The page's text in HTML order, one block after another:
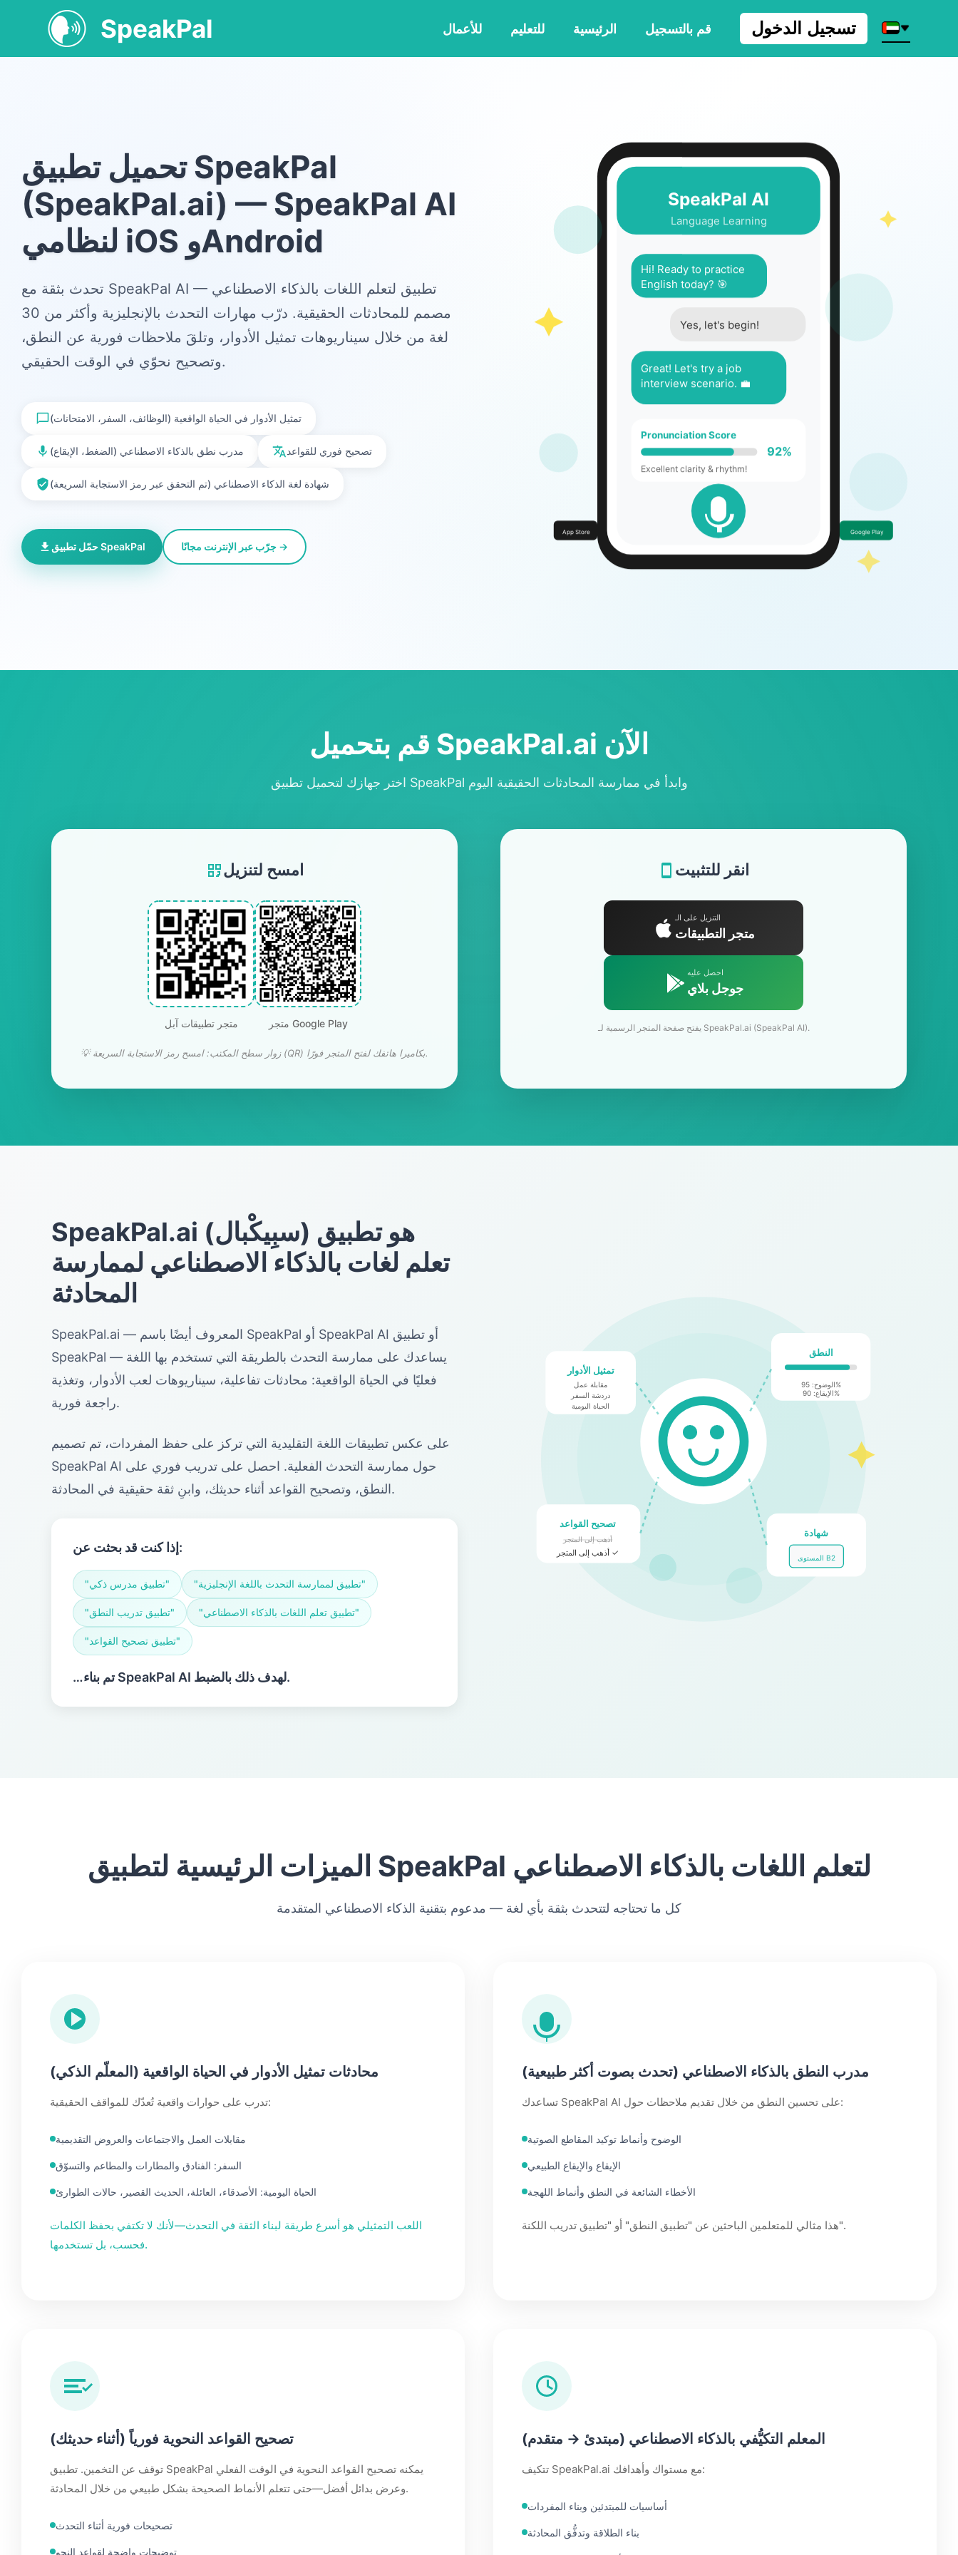
SpeakPal للأعمال للتعليم الرئيسية قم بالتسجيل تسجيل الدخول
تحميل تطبيق SpeakPal
(SpeakPal.ai) — SpeakPal AI
لنظامي iOS وAndroid
تحدث بثقة مع SpeakPal AI — تطبيق لتعلم اللغات بالذكاء الاصطناعي
مصمم للمحادثات الحقيقية. درّب مهارات التحدث بالإنجليزية وأكثر من 30
لغة من خلال سيناريوهات تمثيل الأدوار، وتلقَ ملاحظات فورية عن النطق،
وتصحيح نحوّي في الوقت الحقيقي.
تمثيل الأدوار في الحياة الواقعية (الوظائف، السفر، الامتحانات)
مدرب نطق بالذكاء الاصطناعي (الضغط، الإيقاع) تصحيح فوري للقواعد
شهادة لغة الذكاء الاصطناعي (تم التحقق عبر رمز الاستجابة السريعة)
حمّل تطبيق SpeakPal جرّب عبر الإنترنت مجانًا →
Language Learning
Hi! Ready to practice
English today? 🎯
Great! Let's try a job
interview scenario. 💼
Excellent clarity & rhythm!
App Store Google Play
قم بتحميل SpeakPal.ai الآن
اختر جهازك لتحميل تطبيق SpeakPal وابدأ في ممارسة المحادثات الحقيقية اليوم
امسح لتنزيل
متجر تطبيقات آبل متجر Google Play
💡 زوار سطح المكتب: امسح رمز الاستجابة السريعة (QR) بكاميرا هاتفك لفتح المتجر فورًا.
انقر للتثبيت
التنزيل على الـ
متجر التطبيقات
احصل عليه
جوجل بلاي
يفتح صفحة المتجر الرسمية لـ SpeakPal.ai (SpeakPal AI).
SpeakPal.ai (سبِيكْبال) هو تطبيق
تعلم لغات بالذكاء الاصطناعي لممارسة
المحادثة
SpeakPal.ai — المعروف أيضًا باسم SpeakPal أو SpeakPal AI أو تطبيق
SpeakPal — يساعدك على ممارسة التحدث بالطريقة التي تستخدم بها اللغة
فعليًا في الحياة الواقعية: محادثات تفاعلية، سيناريوهات لعب الأدوار، وتغذية
راجعة فورية.
على عكس تطبيقات اللغة التقليدية التي تركز على حفظ المفردات، تم تصميم
SpeakPal AI حول ممارسة التحدث الفعلية. احصل على تدريب فوري على
النطق، وتصحيح القواعد أثناء حديثك، وابنِ ثقة حقيقية في المحادثة.
إذا كنت قد بحثت عن:
"تطبيق مدرس ذكي" "تطبيق لممارسة التحدث باللغة الإنجليزية"
"تطبيق تدريب النطق" "تطبيق تعلم اللغات بالذكاء الاصطناعي"
"تطبيق تصحيح القواعد"
…تم بناء SpeakPal AI لهدف ذلك بالضبط.
تمثيل الأدوار
مقابلة عمل
دردشة السفر
الحياة اليومية
النطق
الوضوح: 95%
الإيقاع: 90%
تصحيح القواعد
أذهب إلى المتجر
أذهب إلى المتجر ✓
شهادة
المستوى B2
الميزات الرئيسية لتطبيق SpeakPal لتعلم اللغات بالذكاء الاصطناعي
كل ما تحتاجه لتتحدث بثقة بأي لغة — مدعوم بتقنية الذكاء الاصطناعي المتقدمة
محادثات تمثيل الأدوار في الحياة الواقعية (المعلّم الذكي)
تدرب على حوارات واقعية تُعدّك للمواقف الحقيقية:
مقابلات العمل والاجتماعات والعروض التقديمية
السفر: الفنادق والمطارات والمطاعم والتسوّق
الحياة اليومية: الأصدقاء، العائلة، الحديث القصير، حالات الطوارئ
اللعب التمثيلي هو أسرع طريقة لبناء الثقة في التحدث—لأنك لا تكتفي بحفظ الكلمات
فحسب، بل تستخدمها.
مدرب النطق بالذكاء الاصطناعي (تحدث بصوت أكثر طبيعية)
تساعدك SpeakPal AI على تحسين النطق من خلال تقديم ملاحظات حول:
الوضوح وأنماط توكيد المقاطع الصوتية
الإيقاع والإيقاع الطبيعي
الأخطاء الشائعة في النطق وأنماط اللهجة
هذا مثالي للمتعلمين الباحثين عن "تطبيق النطق" أو "تطبيق تدريب اللكنة".
تصحيح القواعد النحوية فورياً (أثناء حديثك)
توقف عن التخمين. تطبيق SpeakPal يمكنه تصحيح القواعد النحوية في الوقت الفعلي
وعرض بدائل أفضل—حتى تتعلم الأنماط الصحيحة بشكل طبيعي من خلال المحادثة.
تصحيحات فورية أثناء التحدث
توضِيحات واضحة لقواعد النحو
المعلم التكيُّفي بالذكاء الاصطناعي (مبتدئ → متقدم)
تتكيف SpeakPal.ai مع مستواك وأهدافك:
أساسيات للمبتدئين وبناء المفردات
بناء الطلاقة وتدفُّق المحادثة